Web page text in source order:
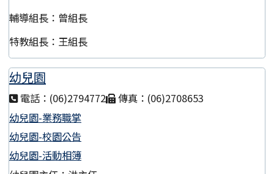
輔導組長：曾組長
特教組長：王組長
幼兒園
電話：(06)2794772
傳真：(06)2708653
幼兒園-業務職掌
幼兒園-校園公告
幼兒園-活動相簿